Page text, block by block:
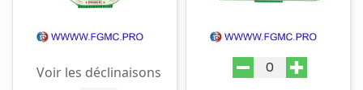
Voir les déclinaisons